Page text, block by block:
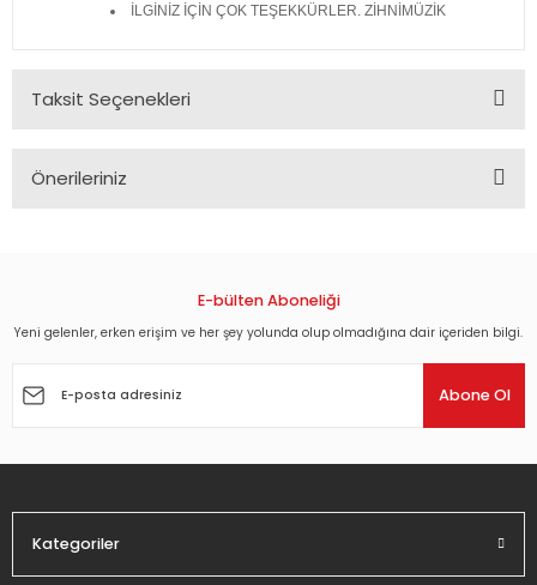
İLGİNİZ İÇİN ÇOK TEŞEKKÜRLER. ZİHNİMÜZİK
Taksit Seçenekleri
Önerileriniz
Görüş ve önerileriniz için teşekkür ederiz.
Ürün açıklamasında eksik bilgiler bulunuyor.
Ürün fiyatı diğer sitelerden daha pahalı.
E-bülten Aboneliği
Yeni gelenler, erken erişim ve her şey yolunda olup olmadığına dair içeriden bilgi.
Abone Ol
Kategoriler